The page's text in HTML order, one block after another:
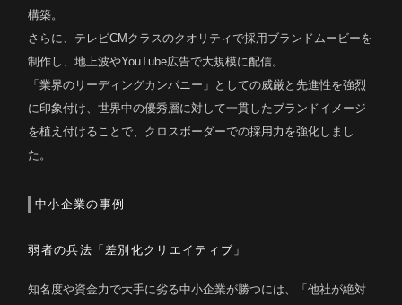
構築。
さらに、テレビCMクラスのクオリティで採用ブランドムービーを
制作し、地上波やYouTube広告で大規模に配信。
「業界のリーディングカンパニー」としての威厳と先進性を強烈
に印象付け、世界中の優秀層に対して一貫したブランドイメージ
を植え付けることで、クロスボーダーでの採用力を強化しまし
た。
中小企業の事例
弱者の兵法「差別化クリエイティブ」
知名度や資金力で大手に劣る中小企業が勝つには、「他社が絶対